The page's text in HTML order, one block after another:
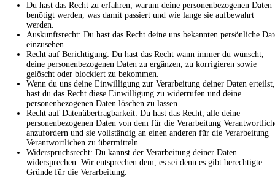
Du hast das Recht zu erfahren, warum deine personenbezogenen Daten
benötigt werden, was damit passiert und wie lange sie aufbewahrt
werden.
Auskunftsrecht: Du hast das Recht deine uns bekannten persönliche
einzusehen.
Recht auf Berichtigung: Du hast das Recht wann immer du wünscht,
deine personenbezogenen Daten zu ergänzen, zu korrigieren sowie
gelöscht oder blockiert zu bekommen.
Wenn du uns deine Einwilligung zur Verarbeitung deiner Daten erteilst,
hast du das Recht diese Einwilligung zu widerrufen und deine
personenbezogenen Daten löschen zu lassen.
Recht auf Datenübertragbarkeit: Du hast das Recht, alle deine
personenbezogenen Daten von dem für die Verarbeitung
anzufordern und sie vollständig an einen anderen für die Verarbeitung
Verantwortlichen zu übermitteln.
Widerspruchsrecht: Du kannst der Verarbeitung deiner Daten
widersprechen. Wir entsprechen dem, es sei denn es gibt berechtigte
Gründe für die Verarbeitung.